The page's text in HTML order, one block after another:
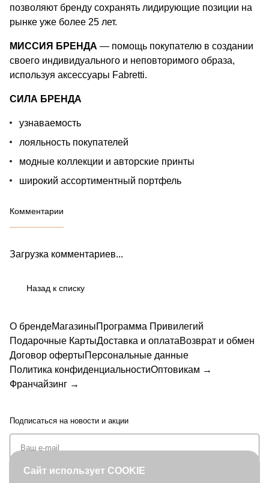
позволяют бренду сохранять лидирующие позиции на
рынке уже более 25 лет.
МИССИЯ БРЕНДА — помощь покупателю в создании
своего индивидуального и неповторимого образа,
используя аксессуары Fabretti.
СИЛА БРЕНДА
узнаваемость
лояльность покупателей
модные коллекции и авторские принты
широкий ассортиментный портфель
Комментарии
Загрузка комментариев...
Назад к списку
О брендеМагазиныПрограмма Привилегий
Подарочные КартыДоставка и оплатаВозврат и обмен
Договор офертыПерсональные данные
Политика конфиденциальностиОптовикам →
Франчайзинг →
Подписаться на новости и акции
Сайт использует COOKIE